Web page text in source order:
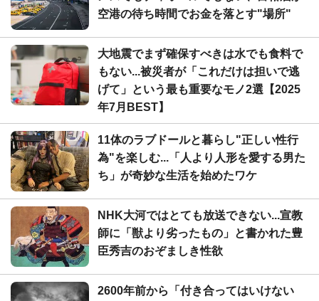
空港の待ち時間でお金を落とす"場所"
大地震でまず確保すべきは水でも食料で
もない...被災者が「これだけは担いで逃
げて」という最も重要なモノ2選【2025
年7月BEST】
11体のラブドールと暮らし"正しい性行
為"を楽しむ...「人より人形を愛する男た
ち」が奇妙な生活を始めたワケ
NHK大河ではとても放送できない...宣教
師に「獣より劣ったもの」と書かれた豊
臣秀吉のおぞましき性欲
2600年前から「付き合ってはいけない